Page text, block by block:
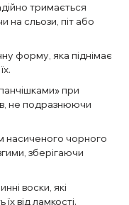
тримається
на сльози, піт або
форму, яка піднімає
при
не подразнюючи
насиченого чорного
зберігаючи
воски, які
від ламкості.